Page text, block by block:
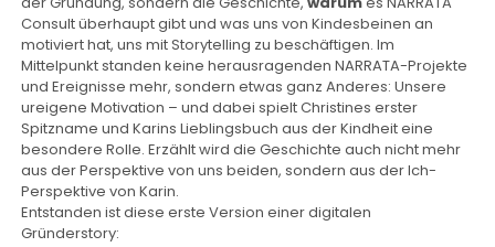
Consult überhaupt gibt und was uns von Kindesbeinen an
motiviert hat, uns mit Storytelling zu beschäftigen. Im
Mittelpunkt standen keine herausragenden NARRATA-Projekte
und Ereignisse mehr, sondern etwas ganz Anderes: Unsere
ureigene Motivation – und dabei spielt Christines erster
Spitzname und Karins Lieblingsbuch aus der Kindheit eine
besondere Rolle. Erzählt wird die Geschichte auch nicht mehr
aus der Perspektive von uns beiden, sondern aus der Ich-
Perspektive von Karin.
Entstanden ist diese erste Version einer digitalen
Gründerstory: